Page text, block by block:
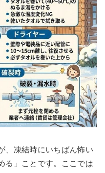
、凍結時にいちばん怖い
る」ことです。ここでは